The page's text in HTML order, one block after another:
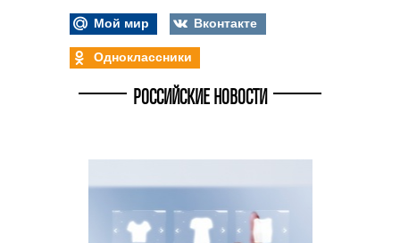
Мой мир
Вконтакте
Одноклассники
РОССИЙСКИЕ НОВОСТИ